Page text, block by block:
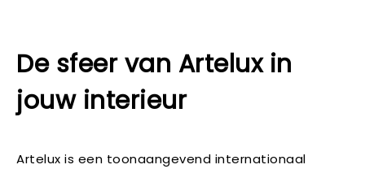
De sfeer van Artelux in
jouw interieur
Artelux is een toonaangevend internationaal